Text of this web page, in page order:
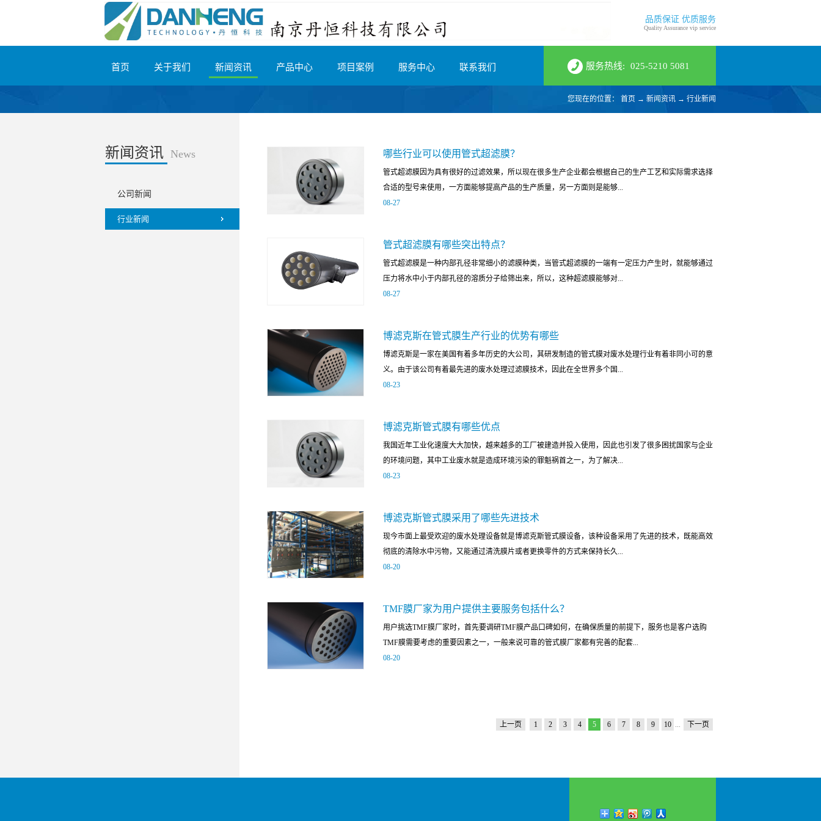
服务热线: 025-5210 5081
品质保证 优质服务
Quality Assurance vip service
首页 关于我们 新闻资讯 产品中心 项目案例 服务中心 联系我们
新闻资讯 News
公司新闻
行业新闻
您现在的位置： 首页 → 新闻资讯 → 行业新闻
哪些行业可以使用管式超滤膜？
管式超滤膜因为具有很好的过滤效果，所以现在很多生产企业都会根据自己的生产工艺和实际需求选择
合适的型号来使用，一方面能够提高产品的生产质量，另一方面则是能够...
开采的过程中需要将采出来的石油进行回注，在处理工艺中会使用特种菌体进行生化，然后将泥水混合
液直接打入管式超滤膜进行泥水分离。超滤膜的高效截留作用可将其中的细菌完全截留，使出水石油
类、悬浮物、浊度以及细菌等几乎为零，解决了低肾油田生产中常规技术难以解决的难题。2、焦化工
业焦化工业废水处理过程中提高污泥浓度非常关键，管式超滤膜配合生化工艺可以强化生化处理能力，
可以帮助电子工业废水达标排放或回收利用。因为管式超滤膜的使用工艺流程十分简单而且还可以以集
成式模块化的方式来运行，所以能够通过管式膜与纳滤或反渗透工艺结合，有效实现部分有用物的质回
收，并且确保出水的质量好。管式超滤膜的应用领域是比较广泛的，上文中为大家介绍了几个比较典型
的应用领域，并通过简单的介绍让大家了解到管式超滤膜在不同的工业环境中可以通过不同的技术方
08-27
管式超滤膜有哪些突出特点？
管式超滤膜是一种内部孔径非常细小的滤膜种类，当管式超滤膜的一端有一定压力产生时，就能够通过
压力将水中小于内部孔径的溶质分子给筛出来，所以，这种超滤膜能够对...
1、结实不易断管式超滤膜在生产时采用了优质的原材料所以具有十分好的抗压强性，将管式超滤膜使
用在各种压力环境下过滤水中杂质时，因为其拥有良好的抗压性，对负压的耐受程度很高，在强压力下
也能够十分结实耐用，不容易发生这段损坏的现象。2、化学性能稳定由于管式超滤膜经常被用在各种
化工生产企业，而这些企业的一大特点就是排出的废水中会有一些较强腐蚀性的化学成分。但是，管式
的时候不用对其进行反冲也能保持很高的清洁程度，所以在对废水进行杂质过滤处理的时候，管式超滤
膜自身不容易遭到污染。与此同时，这种超滤膜采用了亲水性高的材料制造，因此，在使用过程中也十
分容易清洗，能够简化清洗流程。以上为大家介绍的这几个方面就是管式超滤膜所具备的突出特点。通
过这些简短的介绍大家可以了解到，管式超滤膜是一种效果十分好的过滤材料，能够让极其微小的溶质
08-27
博滤克斯在管式膜生产行业的优势有哪些
博滤克斯是一家在美国有着多年历史的大公司，其研发制造的管式膜对废水处理行业有着非同小可的意
义。由于该公司有着最先进的废水处理过滤膜技术，因此在全世界多个国...
研发团队，制造先进的管式膜产品博滤克斯致力于管式膜研发技术已经有几十年的历史，公司设有先进
专业的产品研发团队，其利用超过滤原理制造的管式膜在废水处理中有奇妙的效果，对于一些污染物含
量高的工业废水和生活污水处理能起到很好的效果。博滤克斯管式膜先进的废水处理技术是其最大的优
势。二、应用范围广泛，市场吸引力很大博滤克斯生产的管式膜应用范围非常广泛，在市场上具有强大
需要用到博滤克斯管式膜。三、售后服务完善，市场口碑良好博滤克斯以及其管式膜代理商都秉承着良
好的服务理念，那就是把售前与售后服务做到尽善尽美，众所周知管式膜是一种需要组装的产品，而代
理商不但能在安装时提供技术支持，就连使用后的产品维修也能随时咨询厂家寻求帮助，这种完善的服
务也是其致胜的优点。正是因为博滤克斯有着众多的突出优势，所以在废水处理行业才有众多的商家与
08-23
博滤克斯管式膜有哪些优点
我国近年工业化速度大大加快，越来越多的工厂被建造并投入使用，因此也引发了很多困扰国家与企业
的环境问题，其中工业废水就是造成环境污染的罪魁祸首之一，为了解决...
克斯管式膜来处理工业废水，那么博滤克斯管式膜的优点有哪些？一、博滤克斯管式膜外形轻巧，便于
使用我国传统的废水处理设备一般是包括沉淀池、生物氧化池等在内的大型处理装备，这样的装备在寸
土寸金的城市里使用占地面积太大，资金损耗也太大，而博滤克斯管式膜采用分子纤维技术，小小的管
式膜能很大程度的过滤污水，这一优点传统的废水过滤装备远远不及。二、博滤克斯管式膜安装简便，
需要简单的组装便可以安装完成，不需要像传统沉淀池一样耗费大量人力物力，很大程度的节约了设备
安装的资金。三、博滤克斯管式膜抗污耐用，使用寿命长博滤克斯管式膜使用了先进的纳米纤维技术，
纳米纤维一种前端技术人员都在研究的材料，因为它不仅轻巧简洁，在过滤或连接方面都有显著的能
力，而且还极其的坚韧牢固，所以用这种材料技术制成的产品都有很长的使用寿命，越来越受到市场欢
08-23
博滤克斯管式膜采用了哪些先进技术
现今市面上最受欢迎的废水处理设备就是博滤克斯管式膜设备，该种设备采用了先进的技术，既能高效
彻底的清除水中污物，又能通过清洗膜片或者更换零件的方式来保持长久...
膜采用了哪些先进技术。1、反渗透处理技术反渗透技术是一般水处理装备最常用的技术，利用水和杂
质在过滤膜上渗透率的不同，使净水能够通过博滤克斯管式膜顺利的流出来，而其他微生物等大分子物
质则被管式膜成功拦截，博滤克斯公司用高分子物质制作的管式膜就是应用了渗透膜的特征，能很好的
处理废水净化水质。 2、化学清洗恢复技术从第一步骤得知，博滤克斯管式膜会将废水中的微生物、
太小使用难以控制，因此博滤克斯采用了全套管式的过滤装置技术，全套的抽水泵，保护套管，以及各
08-20
TMF膜厂家为用户提供主要服务包括什么？
用户挑选TMF膜厂家时，首先要调研TMF膜产品口碑如何，在确保质量的前提下，服务也是客户选购
TMF膜需要考虑的重要因素之一，一般来说可靠的管式膜厂家都有完善的配套...
括;1. 售前规模化的TMF膜厂家在用户购买TMF膜之前就开始为用户提供各种咨询服务，还可以根据客户
验货时，发现产品破损、少件或数量与合同中不一致，可及时与厂家相关部门联系，厂家核实发货信息
安装人员协助厂家安装调试，确认TMF膜可正常运行后，厂家人员再撤离。在TMF膜使用过程中，如发
08-20
上一页 1 2 3 4 5 6 7 8 9 10 ... 下一页